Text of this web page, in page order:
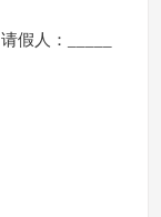
请假人：_____